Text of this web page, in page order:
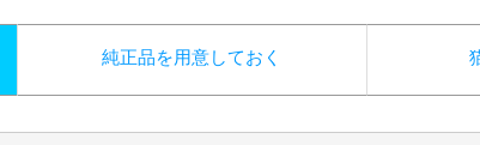
純正品を用意しておく